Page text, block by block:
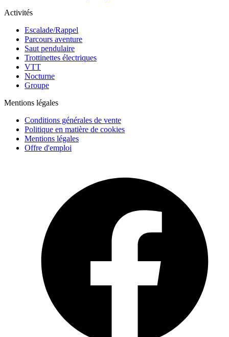
Activités
Escalade/Rappel
Parcours aventure
Saut pendulaire
Trottinettes électriques
VTT
Nocturne
Groupe
Mentions légales
Conditions générales de vente
Politique en matière de cookies
Mentions légales
Offre d'emploi